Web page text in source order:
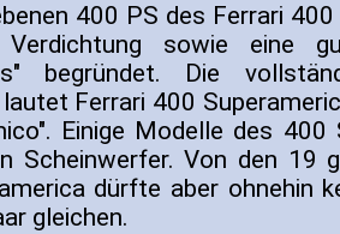
400 PS des Ferrari
sowie eine
begründet. Die
Ferrari 400
Einige Modelle des 400
Scheinwerfer. Von den 19
dürfte aber ohnehin
gleichen.